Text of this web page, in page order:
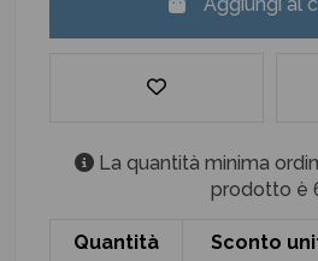
La quantità minima
prodotto è
Quantità Sconto